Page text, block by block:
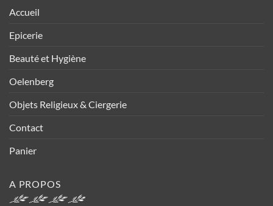
Accueil
Epicerie
Beauté et Hygiène
Oelenberg
Objets Religieux & Ciergerie
Contact
Panier
A PROPOS